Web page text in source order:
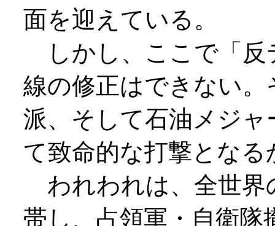
面を迎えている。
しかし、ここで「反
線の修正はできない
派、そして石油メジ
て致命的な打撃となる
われわれは、全世界
帯し、占領軍・自衛